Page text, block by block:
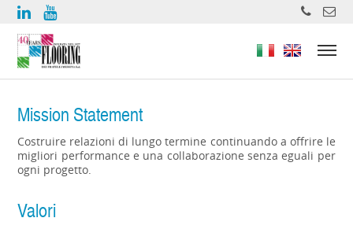
https://www.high-endrolex.com/
Mission Statement
Costruire relazioni di lungo termine continuando a offrire le
migliori performance e una collaborazione senza eguali per
ogni progetto.
Valori